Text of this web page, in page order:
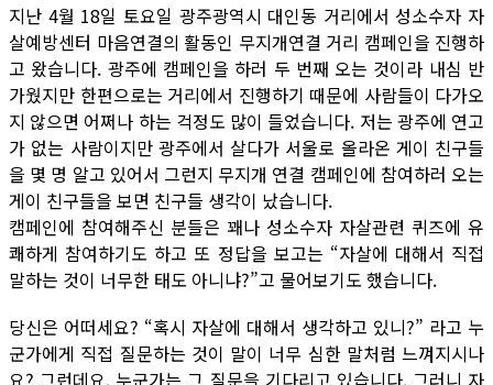
지난 4월 18일 토요일 광주광역시 대인동 거리에서 성소수자 자
살예방센터 마음연결의 활동인 무지개연결 거리 캠페인을 진행하
고 왔습니다. 광주에 캠페인을 하러 두 번째 오는 것이라 내심 반
가웠지만 한편으로는 거리에서 진행하기 때문에 사람들이 다가오
지 않으면 어쩌나 하는 걱정도 많이 들었습니다. 저는 광주에 연고
가 없는 사람이지만 광주에서 살다가 서울로 올라온 게이 친구들
을 몇 명 알고 있어서 그런지 무지개 연결 캠페인에 참여하러 오는
게이 친구들을 보면 친구들 생각이 났습니다.
캠페인에 참여해주신 분들은 꽤나 성소수자 자살관련 퀴즈에 유
쾌하게 참여하기도 하고 또 정답을 보고는 “자살에 대해서 직접
말하는 것이 너무한 태도 아니냐?”고 물어보기도 했습니다.
당신은 어떠세요? “혹시 자살에 대해서 생각하고 있니?” 라고 누
군가에게 직접 질문하는 것이 말이 너무 심한 말처럼 느껴지시나
요? 그런데요, 누군가는 그 질문을 기다리고 있습니다. 그러니 자